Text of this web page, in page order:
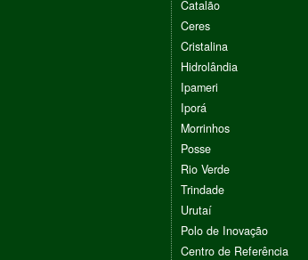
Catalão
Ceres
Cristalina
Hidrolândia
Ipameri
Iporá
Morrinhos
Posse
Rio Verde
Trindade
Urutaí
Polo de Inovação
Centro de Referência